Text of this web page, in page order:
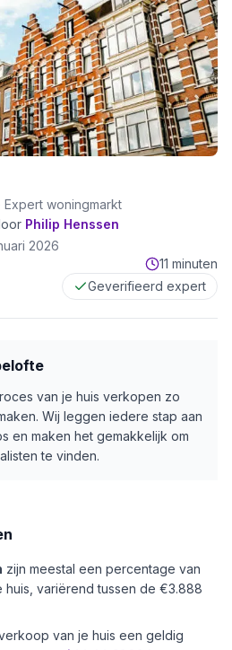
Expert woningmarkt
Philip Henssen
2026
11 minuten
Geverifieerd expert
van je huis verkopen zo
Wij leggen iedere stap aan
en maken het gemakkelijk om
te vinden.
zijn meestal een percentage van
variërend tussen de €3.888
van je huis een geldig